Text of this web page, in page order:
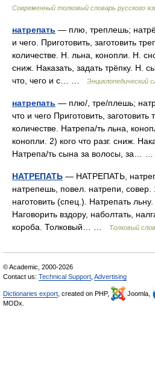
Современный толковый словарь русского
натрепать — плю, треплешь;
и чего. Приготовить, заготовить
количестве. Н. льна, конопли. Н.
сниж. Наказать, задать трёпку. Н.
что, чего и с… …
Энциклопедический
натрепать — плю/, тре/плешь;
что и чего Приготовить,
количестве. Натрепа/ть льна,
конопли. 2) кого что разг. сниж.
Натрепа/ть сына за волосы, за… …
НАТРЕПАТЬ — НАТРЕПАТЬ,
натрепешь, повел. натрепи, совер.
наготовить (спец.). Натрепать
Наговорить вздору, наболтать,
короба. Толковый… …
Толковый
© Academic, 2000-2026
Contact us: Technical Support Advertising
Dictionaries export , created on PHP, Joomla,
MODx.